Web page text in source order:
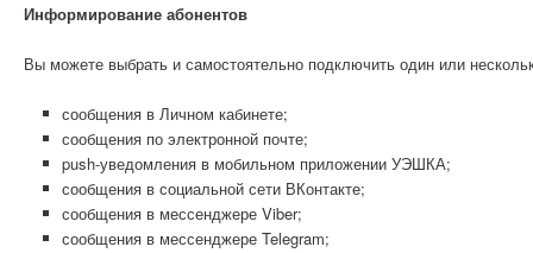
Информирование абонентов
Вы можете выбрать и самостоятельно подключить один или
сообщения в Личном кабинете;
сообщения по электронной почте;
push-уведомления в мобильном приложении УЭШКА;
сообщения в социальной сети ВКонтакте;
сообщения в мессенджере Viber;
сообщения в мессенджере Telegram;